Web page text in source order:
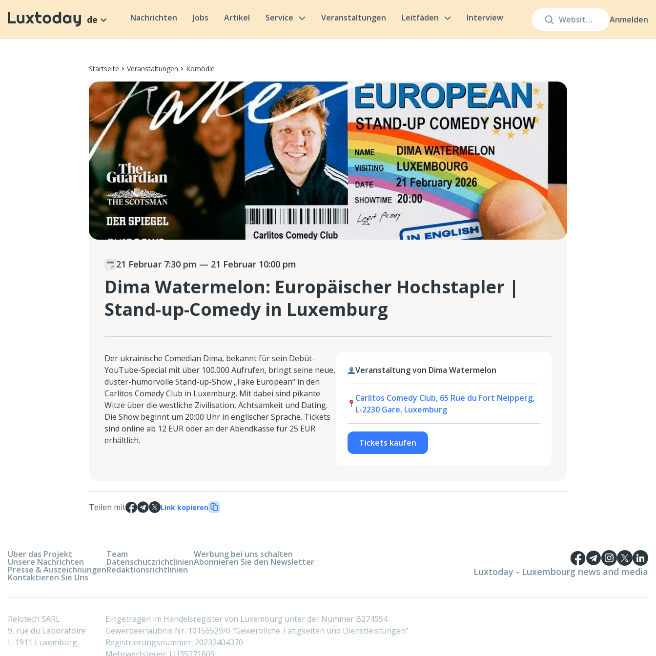
Anmelden
de Nachrichten Jobs Artikel Service Veranstaltungen Leitfäden Interview
Startseite Veranstaltungen Komödie
21 Februar 7:30 pm — 21 Februar 10:00 pm
Dima Watermelon: Europäischer Hochstapler |
Stand-up-Comedy in Luxemburg
Der ukrainische Comedian Dima, bekannt für sein Debüt-
YouTube-Special mit über 100.000 Aufrufen, bringt seine neue,
düster-humorvolle Stand-up-Show „Fake European“ in den
Carlitos Comedy Club in Luxemburg. Mit dabei sind pikante
Witze über die westliche Zivilisation, Achtsamkeit und Dating.
Die Show beginnt um 20:00 Uhr in englischer Sprache. Tickets
sind online ab 12 EUR oder an der Abendkasse für 25 EUR
erhältlich.
Veranstaltung von Dima Watermelon
Carlitos Comedy Club, 65 Rue du Fort Neipperg,
L-2230 Gare, Luxemburg
Tickets kaufen
Teilen mit Link kopieren
Über das Projekt
Unsere Nachrichten
Presse & Auszeichnungen
Kontaktieren Sie Uns
Team
Datenschutzrichtlinien
Redaktionsrichtlinien
Werbung bei uns schalten
Abonnieren Sie den Newsletter
Luxtoday - Luxembourg news and media
Relotech SARL
9, rue du Laboratoire
L-1911 Luxemburg
Eingetragen im Handelsregister von Luxemburg unter der Nummer B274954
Gewerbeerlaubnis Nr. 10156529/0 "Gewerbliche Tätigkeiten und Dienstleistungen"
Registrierungsnummer: 20232404370